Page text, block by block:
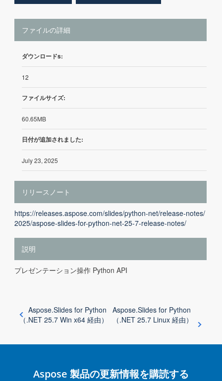
ファイルの詳細
ダウンロードs:
12
ファイルサイズ:
60.65MB
日付が追加されました:
July 23, 2025
リリースノート
https://releases.aspose.com/slides/python-net/release-notes/
2025/aspose-slides-for-python-net-25-7-release-notes/
説明
プレゼンテーション操作 Python API
Aspose.Slides for Python
（.NET 25.7 Win x64 経由）
Aspose.Slides for Python
（.NET 25.7 Linux 経由）
Aspose 製品の更新情報を購読する